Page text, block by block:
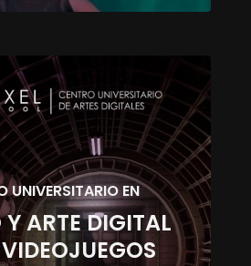
UNIVERSITARIO EN
Y ARTE DIGITAL